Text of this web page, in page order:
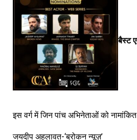
बैस्ट
इस वर्ग में जिन पांच अभिनेताओं को
जयदीप अहलावत-‘ब्रोकन न्यूज़’